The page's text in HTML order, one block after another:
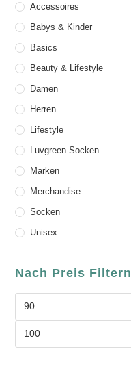
Accessoires
Babys & Kinder
Basics
Beauty & Lifestyle
Damen
Herren
Lifestyle
Luvgreen Socken
Marken
Merchandise
Socken
Unisex
Nach Preis Filtern